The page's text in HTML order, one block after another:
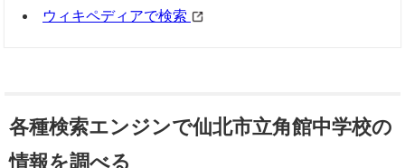
ウィキペディアで検索
各種検索エンジンで仙北市立角館中学校の
情報を調べる